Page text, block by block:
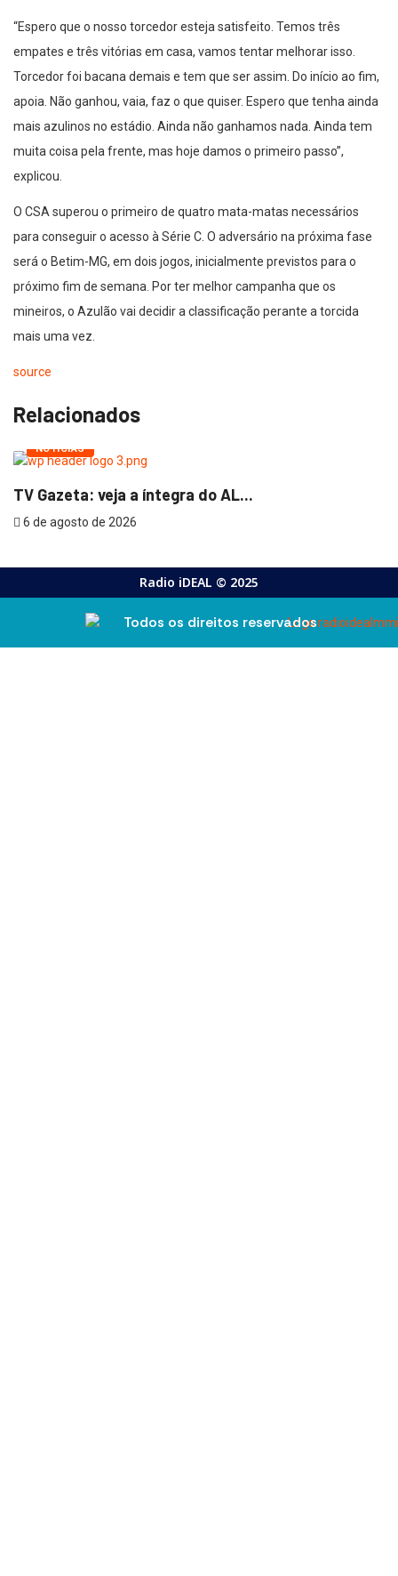
“Espero que o nosso torcedor esteja satisfeito. Temos três
empates e três vitórias em casa, vamos tentar melhorar isso.
Torcedor foi bacana demais e tem que ser assim. Do início ao fim,
apoia. Não ganhou, vaia, faz o que quiser. Espero que tenha ainda
mais azulinos no estádio. Ainda não ganhamos nada. Ainda tem
muita coisa pela frente, mas hoje damos o primeiro passo”,
explicou.
O CSA superou o primeiro de quatro mata-matas necessários
para conseguir o acesso à Série C. O adversário na próxima fase
será o Betim-MG, em dois jogos, inicialmente previstos para o
próximo fim de semana. Por ter melhor campanha que os
mineiros, o Azulão vai decidir a classificação perante a torcida
mais uma vez.
source
Relacionados
NOTÍCIAS
TV Gazeta: veja a íntegra do AL...
6 de agosto de 2026
Radio iDEAL © 2025
Todos os direitos reservados